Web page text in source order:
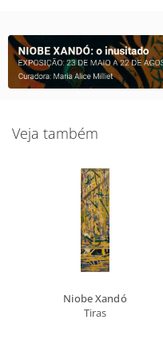
Veja também
Niobe Xandó
Tiras